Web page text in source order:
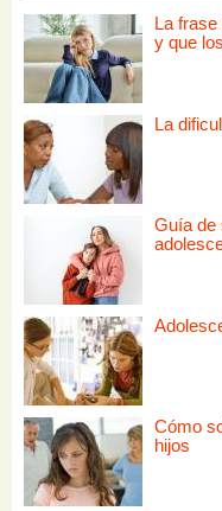
La
y que
La
Guía de
Cómo
hijos